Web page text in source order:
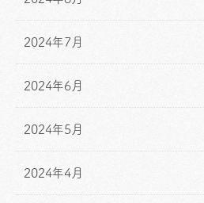
2024年7月
2024年6月
2024年5月
2024年4月